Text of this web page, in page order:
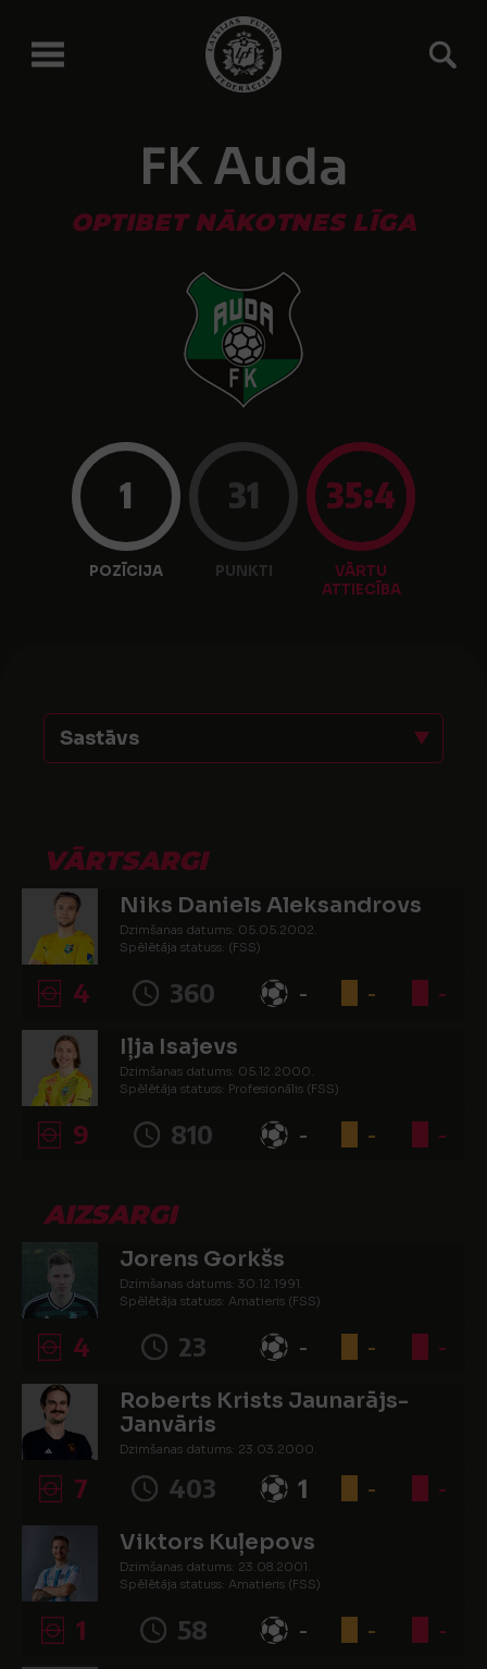
FK Auda
OPTIBET NĀKOTNES LĪGA
1
POZĪCIJA
31
PUNKTI
35:4
VĀRTU
ATTIECĪBA
Sastāvs
VĀRTSARGI
Niks Daniels Aleksandrovs
Dzimšanas datums: 05.05.2002.
Spēlētāja statuss: (FSS)
4 360 - - -
Iļja Isajevs
Dzimšanas datums: 05.12.2000.
Spēlētāja statuss: Profesionālis (FSS)
9 810 - - -
AIZSARGI
Jorens Gorkšs
Dzimšanas datums: 30.12.1991.
Spēlētāja statuss: Amatieris (FSS)
4 23 - - -
Roberts Krists Jaunarājs-
Janvāris
Dzimšanas datums: 23.03.2000.
7 403 1 - -
Viktors Kuļepovs
Dzimšanas datums: 23.08.2001.
Spēlētāja statuss: Amatieris (FSS)
1 58 - - -